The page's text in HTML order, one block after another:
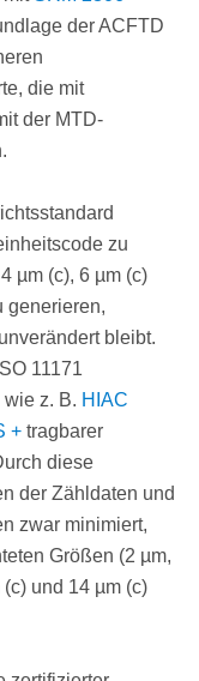
der ACFTD
die mit
der MTD-
zu
µm (c), 6 µm (c)
generieren,
bleibt.
11171
z. B. HIAC
+ tragbarer
diese
der Zähldaten und
zwar minimiert,
Größen (2 µm,
und 14 µm (c)